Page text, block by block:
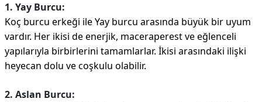
1. Yay Burcu:
Koç burcu erkeği ile Yay burcu arasında büyük bir uyum
vardır. Her ikisi de enerjik, maceraperest ve eğlenceli
yapılarıyla birbirlerini tamamlarlar. İkisi arasındaki ilişki
heyecan dolu ve coşkulu olabilir.
2. Aslan Burcu: